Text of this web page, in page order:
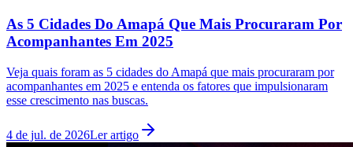
As 5 Cidades Do Amapá Que Mais Procuraram Por
Acompanhantes Em 2025
Veja quais foram as 5 cidades do Amapá que mais procuraram por
acompanhantes em 2025 e entenda os fatores que impulsionaram
esse crescimento nas buscas.
4 de jul. de 2026Ler artigo